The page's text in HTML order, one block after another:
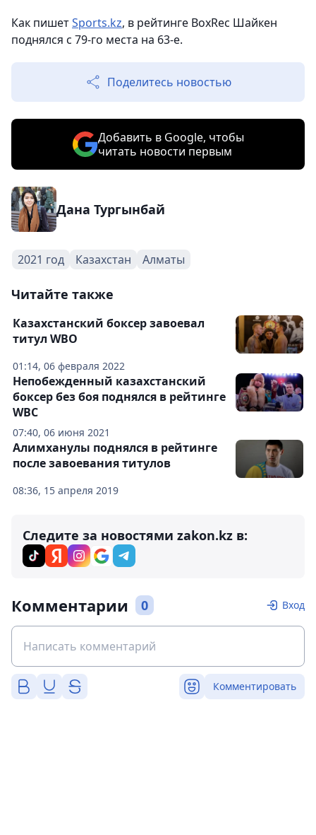
Как пишетSports.kz, в рейтинге BoxRec Шайкен
поднялся с 79-го места на 63-е.
Поделитесь новостью
Добавить в Google, чтобы
читать новости первым
Дана Тургынбай
2021 год Казахстан Алматы
Читайте также
01:14, 06 февраля 2022
Казахстанский боксер завоевал
титул WBO
07:40, 06 июня 2021
Непобежденный казахстанский
боксер без боя поднялся в рейтинге
WBC
08:36, 15 апреля 2019
Алимханулы поднялся в рейтинге
после завоевания титулов
Следите за новостями zakon.kz в:
Комментарии 0 Вход
Комментировать